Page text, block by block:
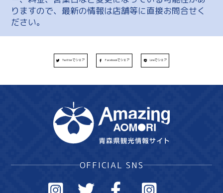
りますので、最新の情報は店舗等に直接お問合せく
ださい。
Twitterでシェア Facebookでシェア Lineでシェア
OFFICIAL SNS